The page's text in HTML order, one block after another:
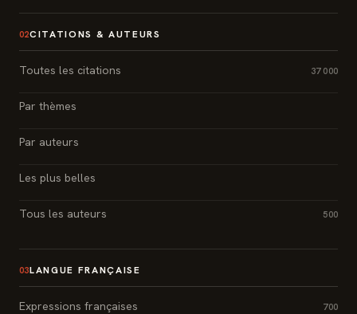
02CITATIONS & AUTEURS
Toutes les citations 37 000
Par thèmes
Par auteurs
Les plus belles
Tous les auteurs 500
03LANGUE FRANÇAISE
Expressions françaises 700